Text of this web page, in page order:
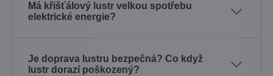
Má křišťálový lustr velkou spotřebu
elektrické energie?
Je doprava lustru bezpečná? Co když
lustr dorazí poškozený?